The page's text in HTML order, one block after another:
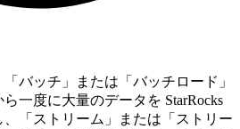
バッチ」または「バッチロード」
一度に大量のデータを StarRocks
「ストリーム」または「ストリー